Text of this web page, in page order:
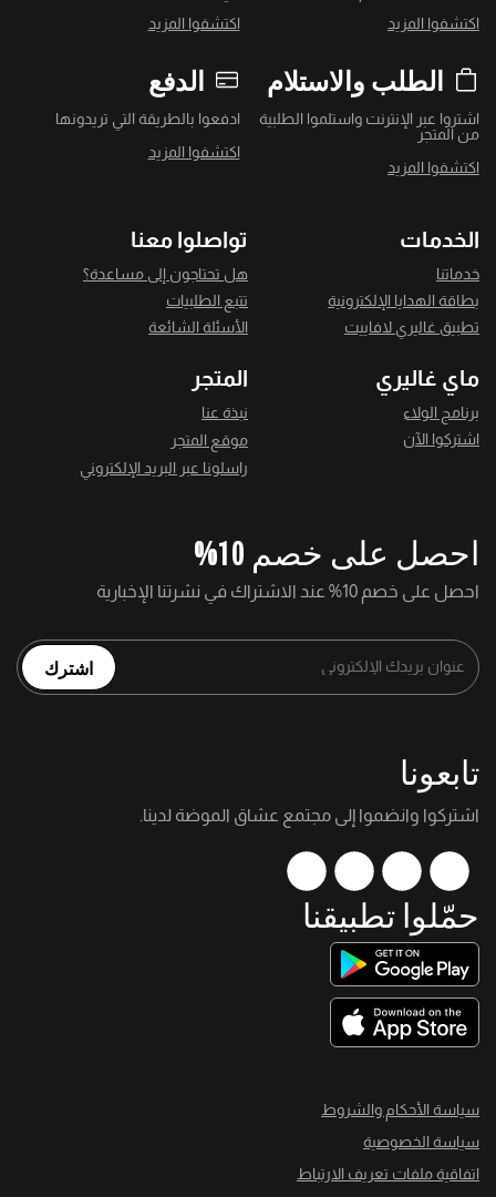
اكتشفوا المزيد
اكتشفوا المزيد
الطلب والاستلام
اشتروا عبر الإنترنت واستلموا الطلبية
من المتجر
اكتشفوا المزيد
الدفع
ادفعوا بالطريقة التي تريدونها
اكتشفوا المزيد
الخدمات
خدماتنا
بطاقة الهدايا الإلكترونية
تطبيق غاليري لافاييت
تواصلوا معنا
هل تحتاجون إلى مساعدة؟
تتبع الطلبيات
الأسئلة الشائعة
ماي غاليري
برنامج الولاء
اشتركوا الآن
المتجر
نبذة عنا
موقع المتجر
راسلونا عبر البريد الإلكتروني
احصل على خصم 10%
احصل على خصم 10% عند الاشتراك في نشرتنا الإخبارية
اشترك
تابعونا
اشتركوا وانضموا إلى مجتمع عشاق الموضة لدينا.
حمّلوا تطبيقنا
سياسة الأحكام والشروط
سياسة الخصوصية
اتفاقية ملفات تعريف الارتباط